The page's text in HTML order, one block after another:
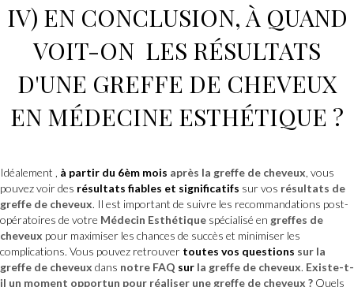
IV) EN CONCLUSION, À QUAND
VOIT-ON LES RÉSULTATS
D'UNE GREFFE DE CHEVEUX
EN MÉDECINE ESTHÉTIQUE ?
Idéalement , à partir du 6èm mois après la greffe de cheveux, vous
pouvez voir des résultats fiables et significatifs sur vos résultats de
greffe de cheveux. Il est important de suivre les recommandations post-
opératoires de votre Médecin Esthétique spécialisé en greffes de
cheveux pour maximiser les chances de succès et minimiser les
complications. Vous pouvez retrouver toutes vos questions sur la
greffe de cheveux dans notre FAQ sur la greffe de cheveux. Existe-t-
il un moment opportun pour réaliser une greffe de cheveux ? Quels